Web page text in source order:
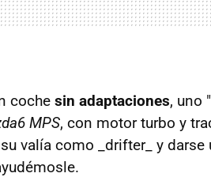
coche sin adaptaciones, uno
MPS, con motor turbo y
valía como _drifter_ y